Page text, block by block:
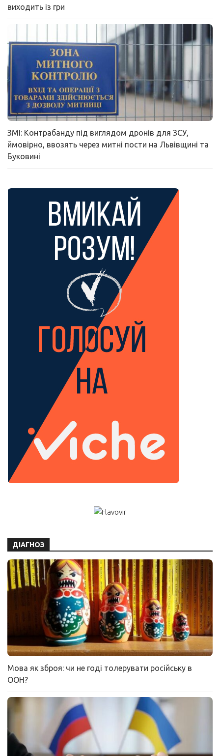
виходить із гри
ЗМІ: Контрабанду під виглядом дронів для ЗСУ,
ймовірно, ввозять через митні пости на Львівщині та
Буковині
ДІАГНОЗ
Мова як зброя: чи не годі толерувати російську в
ООН?